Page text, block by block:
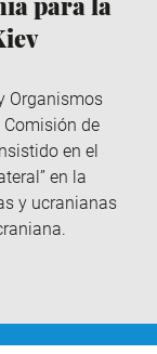
Organismos
Comisión de
en el
en la
y ucranianas